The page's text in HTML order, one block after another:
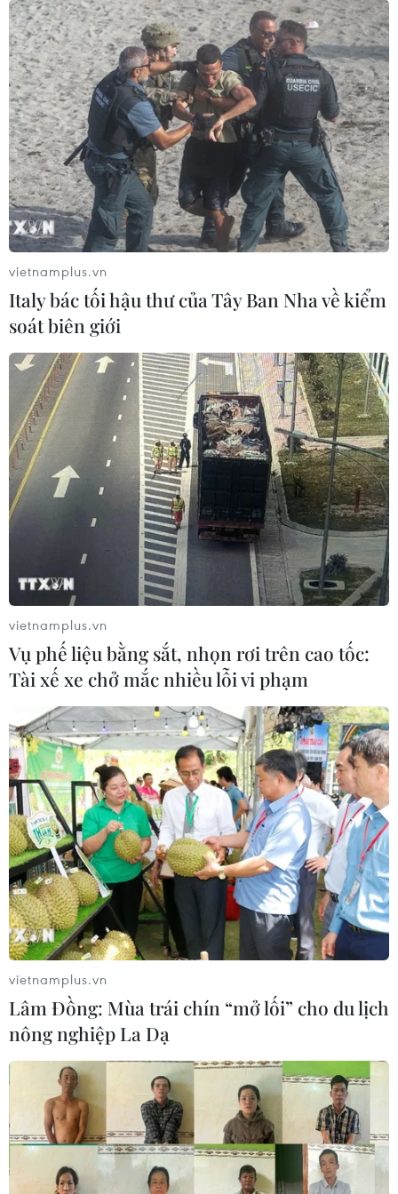
vietnamplus.vn
Italy bác tối hậu thư của Tây Ban Nha về kiểm
soát biên giới
vietnamplus.vn
Vụ phế liệu bằng sắt, nhọn rơi trên cao tốc:
Tài xế xe chở mắc nhiều lỗi vi phạm
vietnamplus.vn
Lâm Đồng: Mùa trái chín “mở lối” cho du lịch
nông nghiệp La Dạ